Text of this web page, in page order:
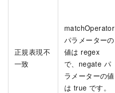
正規表現不
一致
matchOperator
パラメーターの
値は regex
で、negate パ
ラメーターの値
は true です。